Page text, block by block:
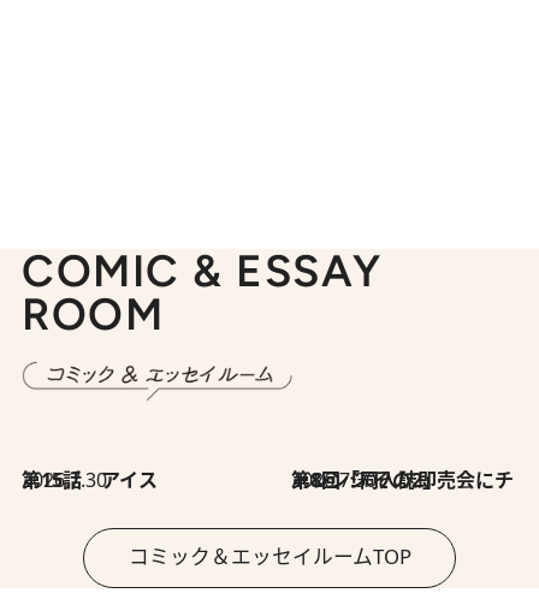
COMIC & ESSAY
ROOM
2026.7.30
第15話 アイス 2026.7.30
第8回「同人誌即売会にチャレンジ その2」
コミック＆エッセイルームTOP